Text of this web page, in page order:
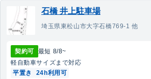
石橋 井上駐車場
埼玉県東松山市大字石橋769-1 他
契約可 最短 8/8~
軽自動車サイズまで対応
平置き
24h利用可